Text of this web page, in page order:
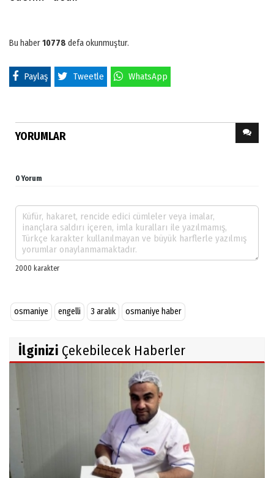
Bu haber10778 defa okunmuştur.
Paylaş Tweetle WhatsApp
YORUMLAR
0 Yorum
osmaniye engelli 3 aralık osmaniye haber
İlginizi Çekebilecek Haberler